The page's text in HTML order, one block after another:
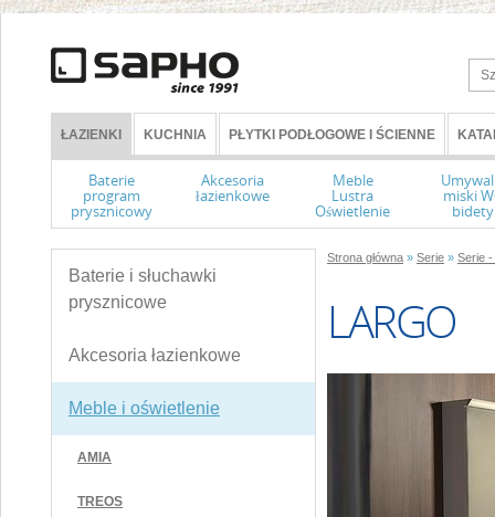
ŁAZIENKI KUCHNIA PŁYTKI PODŁOGOWE I ŚCIENNE
Baterie
program
prysznicowy
Akcesoria
łazienkowe
Meble
Lustra
Oświetlenie
miski
bidety
Baterie i słuchawki
prysznicowe
Akcesoria łazienkowe
Meble i oświetlenie
AMIA
TREOS
Strona główna » Serie » Serie -
LARGO